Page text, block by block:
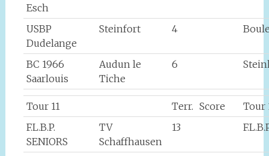
Esch
USBP
Dudelange
Steinfort 4
BC 1966
Saarlouis
Audun le
Tiche
6
Tour 11 Terr. Score
Tour
F.L.B.P.
SENIORS
TV
Schaffhausen
13